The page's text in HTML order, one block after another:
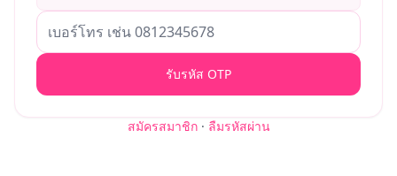
รับรหัส OTP
สมัครสมาชิก · ลืมรหัสผ่าน